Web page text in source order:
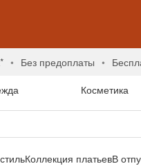
без предоплаты
Косметика
Коллекция платьевВ